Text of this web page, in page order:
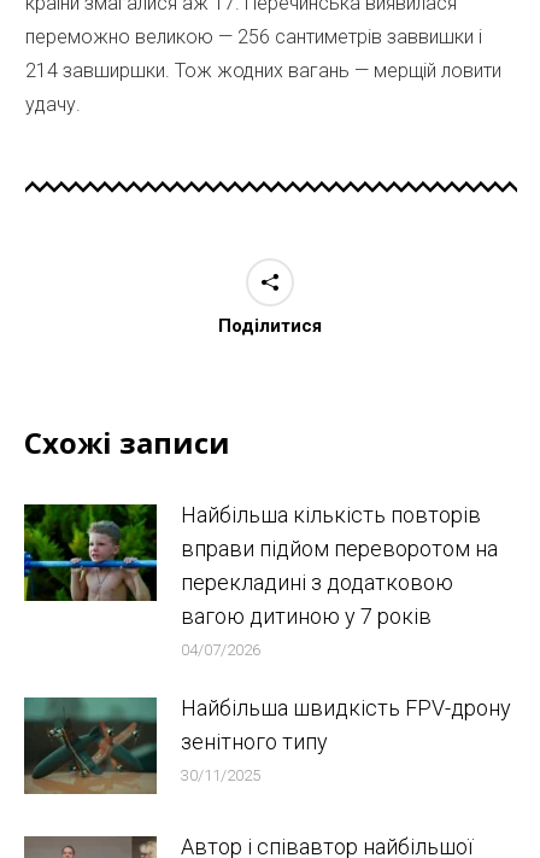
переможно великою — 256 сантиметрів заввишки і
214 завширшки. Тож жодних вагань — мерщій ловити
удачу.
Поділитися
Схожі записи
Найбільша кількість повторів
вправи підйом переворотом на
перекладині з додатковою
вагою дитиною у 7 років
04/07/2026
Найбільша швидкість FPV-дрону
зенітного типу
30/11/2025
Автор і співавтор найбільшої